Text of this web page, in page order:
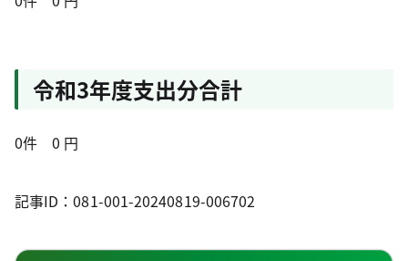
令和3年度支出分合計
0件 0 円
記事ID：081-001-20240819-006702